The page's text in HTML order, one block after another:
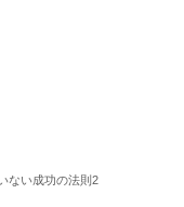
ない成功の法則2